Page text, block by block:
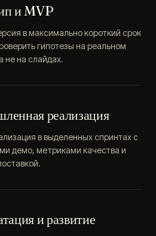
и MVP
в максимально короткий срок
гипотезы на реальном
не на слайдах.
реализация
в выделенных спринтах с
демо, метриками качества и
и развитие